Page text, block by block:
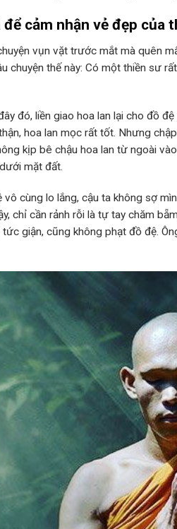
cảm nhận vẻ đẹp của
vụn vặt trước mắt mà quên
chuyện thế này: Có một thiền sư
đó, liền giao hoa lan lại cho đồ
hoa lan mọc rất tốt. Nhưng
kịp bê chậu hoa lan từ ngoài
mặt đất.
vô cùng lo lắng, cậu ta không sợ
chỉ cần rảnh rỗi là tự tay chăm
giận, cũng không phạt đồ đệ.